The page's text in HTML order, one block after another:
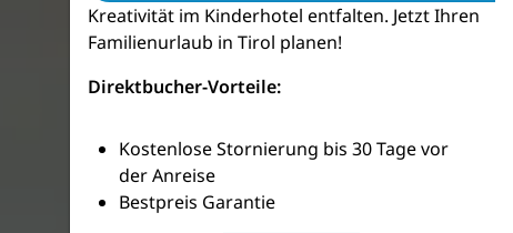
Kreativität im Kinderhotel entfalten. Jetzt Ihren
Familienurlaub in Tirol planen!
Direktbucher-Vorteile:
Kostenlose Stornierung bis 30 Tage vor
der Anreise
Bestpreis Garantie